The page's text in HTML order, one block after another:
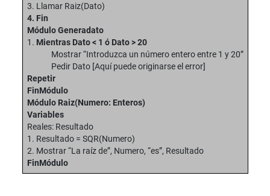
3. Llamar Raiz(Dato)
4. Fin
Módulo Generadato
1. Mientras Dato < 1 ó Dato > 20
Mostrar “Introduzca un número entero entre 1 y 20”
Pedir Dato [Aquí puede originarse el error]
Repetir
FinMódulo
Módulo Raiz(Numero: Enteros)
Variables
Reales: Resultado
1. Resultado = SQR(Numero)
2. Mostrar “La raíz de”, Numero, “es”, Resultado
FinMódulo